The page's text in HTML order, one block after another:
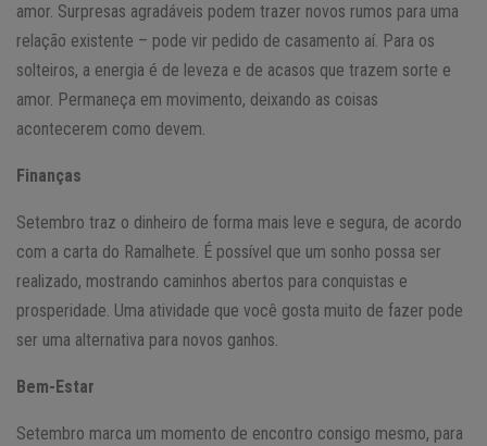
amor. Surpresas agradáveis podem trazer novos rumos para uma
relação existente – pode vir pedido de casamento aí. Para os
solteiros, a energia é de leveza e de acasos que trazem sorte e
amor. Permaneça em movimento, deixando as coisas
acontecerem como devem.
Finanças
Setembro traz o dinheiro de forma mais leve e segura, de acordo
com a carta do Ramalhete. É possível que um sonho possa ser
realizado, mostrando caminhos abertos para conquistas e
prosperidade. Uma atividade que você gosta muito de fazer pode
ser uma alternativa para novos ganhos.
Bem-Estar
Setembro marca um momento de encontro consigo mesmo, para